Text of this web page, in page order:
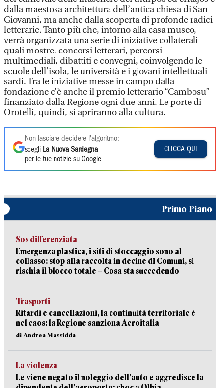
dalla maestosa architettura dell’antica chiesa di San
Giovanni, ma anche dalla scoperta di profonde radici
letterarie. Tanto più che, intorno alla casa museo,
verrà organizzata una serie di iniziative collaterali
quali mostre, concorsi letterari, percorsi
multimediali, dibattiti e convegni, coinvolgendo le
scuole dell’isola, le università e i giovani intellettuali
sardi. Tra le iniziative messe in campo dalla
fondazione c’è anche il premio letterario “Cambosu”
finanziato dalla Regione ogni due anni. Le porte di
Orotelli, quindi, si apriranno alla cultura.
Non lasciare decidere l'algoritmo:
scegli La Nuova Sardegna
per le tue notizie su Google
CLICCA QUI
Primo Piano
Sos differenziata
Emergenza plastica, i siti di stoccaggio sono al
collasso: stop alla raccolta in decine di Comuni, si
rischia il blocco totale – Cosa sta succedendo
Trasporti
Ritardi e cancellazioni, la continuità territoriale è
nel caos: la Regione sanziona Aeroitalia
di Andrea Massidda
La violenza
Le viene negato il noleggio dell’auto e aggredisce la